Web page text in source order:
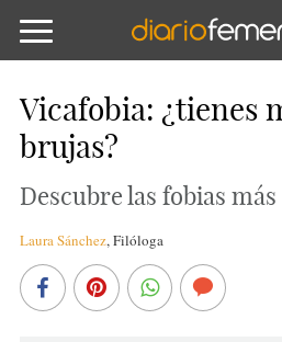
Vicafobia: ¿tienes
brujas?
Descubre las fobias
Laura Sánchez,Filóloga